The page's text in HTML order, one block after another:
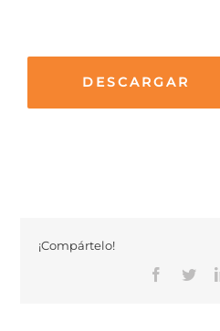
DESCARGAR
¡Compártelo!
Facebook